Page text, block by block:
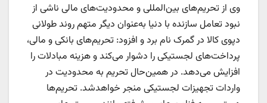
وی از تحریم‌های بین‌المللی و محدودیت‌های مالی ناشی از
نبود تعامل سازنده با دنیا به‌عنوان دیگر متهم روند طولانی
دپوی کالا در گمرک نام برد و افزود: تحریم‌های بانکی و مالی،
پرداخت‌‌‌‌‌های لجستیکی را دشوار می‌کند و هزینه مبادلات را
افزایش می‌دهد. در همین‌‌‌‌‌حال تحریم به محدودیت در
واردات تجهیزات لجستیکی منجر خواهدشد. تحریم‌ها